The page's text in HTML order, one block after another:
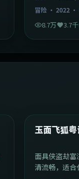
冒险· 2022·
8.7万 3.7千
热门
玉面飞狐
面具侠盗劫富
清流畅，适合